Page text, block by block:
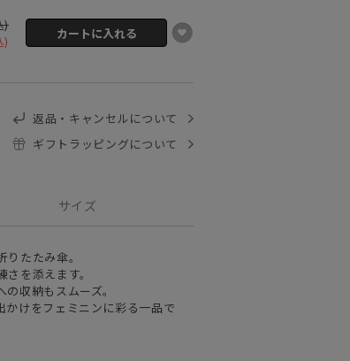
)
)
返品・キャンセルについて
ギフトラッピングについて
サイズ
たたみ傘。
を添えます。
収納もスムーズ。
かけをフェミニンに彩る一品で